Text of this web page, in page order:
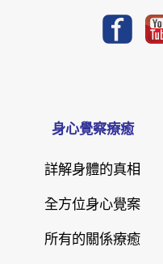
身心覺察療癒
詳解身體的真相
全方位身心覺案
所有的關係療癒